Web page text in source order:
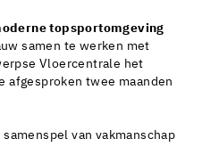
topsportomgeving
samen te werken met
Vloercentrale het
twee maanden
van vakmanschap